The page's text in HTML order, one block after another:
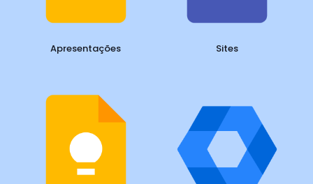
Apresentações Sites